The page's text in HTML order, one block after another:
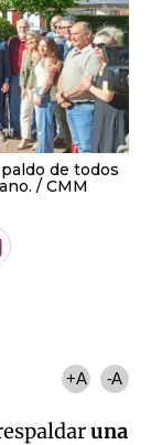
de todos
CMM
+A -A
una